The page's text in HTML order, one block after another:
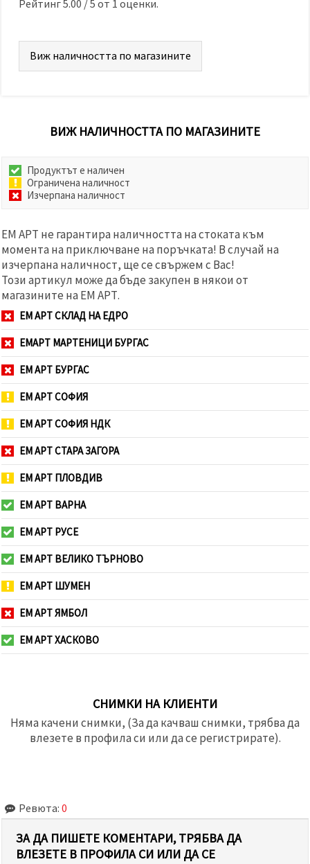
Рейтинг5.00 /5 от 1 оценки.
Виж наличността по магазините
ВИЖ НАЛИЧНОСТТА ПО МАГАЗИНИТЕ
Продуктът е наличен
Ограничена наличност
Изчерпана наличност
ЕМ АРТ не гарантира наличността на стоката към
момента на приключване на поръчката! В случай на
изчерпана наличност, ще се свържем с Вас!
Този артикул може да бъде закупен в някои от
магазините на ЕМ АРТ.
ЕМ АРТ СКЛАД НА ЕДРО
ЕМАРТ МАРТЕНИЦИ БУРГАС
ЕМ АРТ БУРГАС
ЕМ АРТ СОФИЯ
ЕМ АРТ СОФИЯ НДК
ЕМ АРТ СТАРА ЗАГОРА
ЕМ АРТ ПЛОВДИВ
ЕМ АРТ ВАРНА
ЕМ АРТ РУСЕ
ЕМ АРТ ВЕЛИКО ТЪРНОВО
ЕМ АРТ ШУМЕН
ЕМ АРТ ЯМБОЛ
ЕМ АРТ ХАСКОВО
СНИМКИ НА КЛИЕНТИ
Няма качени снимки, (За да качваш снимки, трябва да
влезете в профила си или да се регистрирате).
Ревюта: 0
ЗА ДА ПИШЕТЕ КОМЕНТАРИ, ТРЯБВА ДА
ВЛЕЗЕТЕ В ПРОФИЛА СИ ИЛИ ДА СЕ